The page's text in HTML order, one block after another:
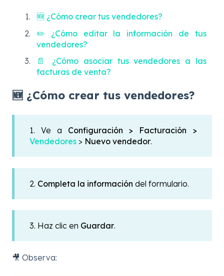
🆕 ¿Cómo crear tus vendedores?
✏️ ¿Cómo editar la información de tus
vendedores?
📄 ¿Cómo asociar tus vendedores a las
facturas de venta?
🆕 ¿Cómo crear tus vendedores?
1. Ve a Configuración > Facturación >
Vendedores > Nuevo vendedor.
2. Completa la información del formulario.
3. Haz clic en Guardar.
🎥 Observa: